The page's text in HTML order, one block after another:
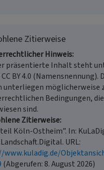
Zitierweise
Hinweis
präsentierte Inhalt steht
BY 4.0 (Namensnennung).
unterliegen möglicherweise
Bedingungen,
sind.
Zitierweise
Köln-Ostheim”. In:
URL:
(Abgerufen: 8. August 2026)